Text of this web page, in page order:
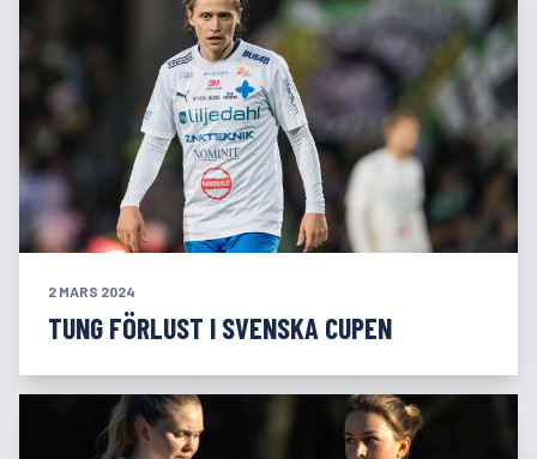
2 MARS 2024
TUNG FÖRLUST I SVENSKA CUPEN